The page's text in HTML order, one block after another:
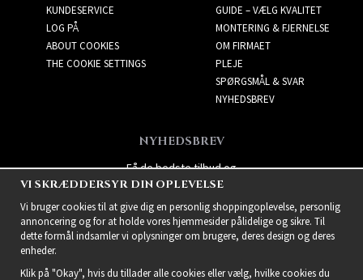
KUNDESERVICE
LOG PÅ
ABOUT COOKIES
THE COOKIE SETTINGS
GUIDE – VÆLG KVALITET
MONTERING & FJERNELSE
OM FIRMAET
PLEJE
SPØRGSMÅL & SVAR
NYHEDSBREV
NYHEDSBREV
Få de bedste tilbud og
spændende nye produkter!
VI SKRÆDDERSYR DIN OPLEVELSE
Vi bruger cookies til at give dig en personlig shoppingoplevelse, personlig
annoncering og for at holde vores hjemmesider pålidelige og sikre. Til
dette formål indsamler vi oplysninger om brugere, deres design og deres
enheder.
Klik på "Okay", hvis du tillader alle cookies eller vælg, hvilke cookies du